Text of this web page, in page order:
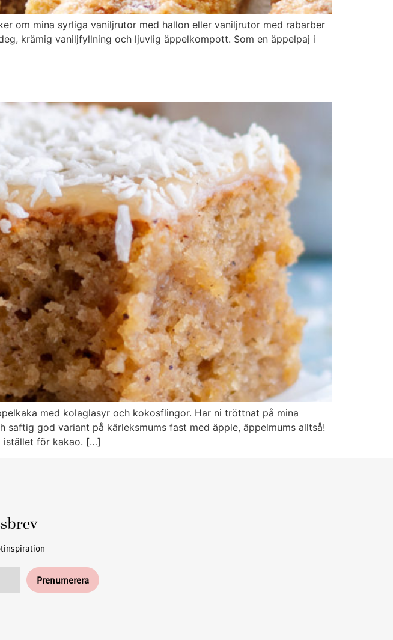
om mina syrliga vaniljrutor med hallon eller vaniljrutor med rabarber
krämig vaniljfyllning och ljuvlig äppelkompott. Som en äppelpaj i
med kolaglasyr och kokosflingor. Har ni tröttnat på mina
god variant på kärleksmums fast med äpple, äppelmums alltså!
istället för kakao. […]